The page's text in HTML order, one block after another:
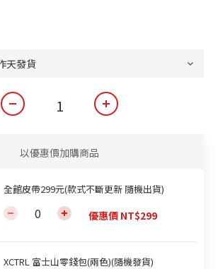
以優惠價加購商品
全館皮帶299元(款式不斷更新 隨機出貨)
優惠價 NT$299
XCTRL 富士山零錢包(兩色)(隨機發貨)